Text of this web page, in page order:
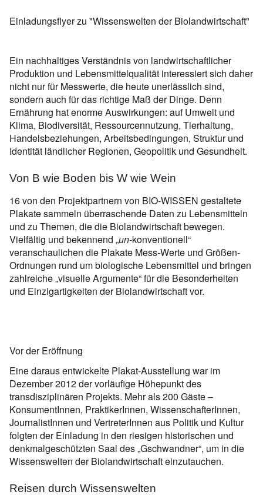
Einladungsflyer zu "Wissenswelten der Biolandwirtschaft"
Ein nachhaltiges Verständnis von landwirtschaftlicher
Produktion und Lebensmittelqualität interessiert sich daher
nicht nur für Messwerte, die heute unerlässlich sind,
sondern auch für das richtige Maß der Dinge. Denn
Ernährung hat enorme Auswirkungen: auf Umwelt und
Klima, Biodiversität, Ressourcennutzung, Tierhaltung,
Handelsbeziehungen, Arbeitsbedingungen, Struktur und
Identität ländlicher Regionen, Geopolitik und Gesundheit.
Von B wie Boden bis W wie Wein
16 von den Projektpartnern von BIO-WISSEN gestaltete
Plakate sammeln überraschende Daten zu Lebensmitteln
und zu Themen, die die Biolandwirtschaft bewegen.
Vielfältig und bekennend „un-konventionell“
veranschaulichen die Plakate Mess-Werte und Größen-
Ordnungen rund um biologische Lebensmittel und bringen
zahlreiche „visuelle Argumente“ für die Besonderheiten
und Einzigartigkeiten der Biolandwirtschaft vor.
Vor der Eröffnung
Eine daraus entwickelte Plakat-Ausstellung war im
Dezember 2012 der vorläufige Höhepunkt des
transdisziplinären Projekts. Mehr als 200 Gäste –
KonsumentInnen, PraktikerInnen, WissenschafterInnen,
JournalistInnen und VertreterInnen aus Politik und Kultur
folgten der Einladung in den riesigen historischen und
denkmalgeschützten Saal des „Gschwandner“, um in die
Wissenswelten der Biolandwirtschaft einzutauchen.
Reisen durch Wissenswelten